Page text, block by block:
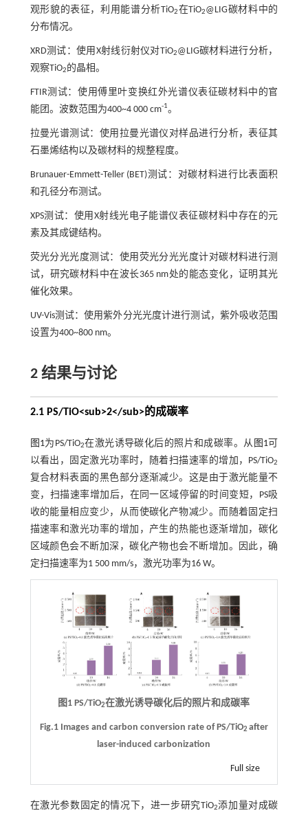
观形貌的表征，利用能谱分析TiO2在TiO2@LIG碳材料中的
分布情况。
XRD测试：使用X射线衍射仪对TiO2@LIG碳材料进行分析，
观察TiO2的晶相。
FTIR测试：使用傅里叶变换红外光谱仪表征碳材料中的官
能团。波数范围为400~4 000 cm-1。
拉曼光谱测试：使用拉曼光谱仪对样品进行分析，表征其
石墨烯结构以及碳材料的规整程度。
Brunauer-Emmett-Teller (BET)测试：对碳材料进行比表面积
和孔径分布测试。
XPS测试：使用X射线光电子能谱仪表征碳材料中存在的元
素及其成键结构。
荧光分光光度测试：使用荧光分光光度计对碳材料进行测
试，研究碳材料中在波长365 nm处的能态变化，证明其光
催化效果。
UV-Vis测试：使用紫外分光光度计进行测试，紫外吸收范围
设置为400~800 nm。
2 结果与讨论
2.1 PS/TiO<sub>2</sub>的成碳率
图1为PS/TiO2在激光诱导碳化后的照片和成碳率。从 图1可
以看出，固定激光功率时，随着扫描速率的增加，PS/TiO2
复合材料表面的黑色部分逐渐减少。这是由于激光能量不
变，扫描速率增加后，在同一区域停留的时间变短，PS吸
收的能量相应变少，从而使碳化产物减少。而随着固定扫
描速率和激光功率的增加，产生的热能也逐渐增加，碳化
区域颜色会不断加深，碳化产物也会不断增加。因此，确
定扫描速率为1 500 mm/s，激光功率为16 W。
图1 PS/TiO2在激光诱导碳化后的照片和成碳率
Fig.1 Images and carbon conversion rate of PS/TiO2after
laser-induced carbonization
Full size
在激光参数固定的情况下，进一步研究TiO2添加量对成碳